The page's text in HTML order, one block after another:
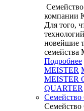
Семейство
компании
Для того,
новейшие
семейства
Подробнее
MEISTER
MEISTER
QUARTER